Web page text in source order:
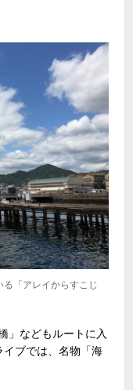
「アレイからすこじ
」などもルートに入
ブでは、名物「海